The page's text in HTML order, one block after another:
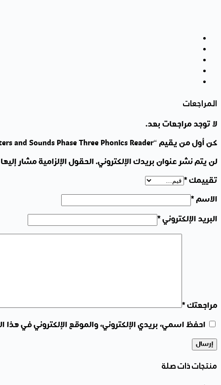
المراجعات
لا توجد مراجعات بعد.
كن أول من يقيم “The Jazzman and His Dog: My Letters and Sounds Phase Three Phonics Reader”
لن يتم نشر عنوان بريدك الإلكتروني.الحقول الإلزامية مشار إليها
تقييمك*
الاسم*
البريد الإلكتروني*
مراجعتك*
احفظ اسمي، بريدي الإلكتروني، والموقع الإلكتروني في
إرسال
منتجات ذات صلة